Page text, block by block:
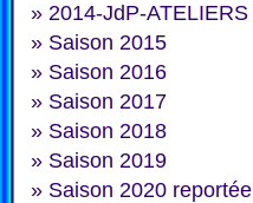
» 2014-JdP-ATELIERS
» Saison 2015
» Saison 2016
» Saison 2017
» Saison 2018
» Saison 2019
» Saison 2020 reportée